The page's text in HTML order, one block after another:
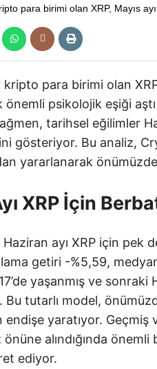
para birimi olan
önemli psikolojik eşiği
tarihsel eğilimler
gösteriyor. Bu analiz,
yararlanarak
XRP İçin
ayı XRP için pek
getiri -%5,59,
yaşanmış ve sonraki
Bu tutarlı model,
endişe yaratıyor.
alındığında
ediyor.